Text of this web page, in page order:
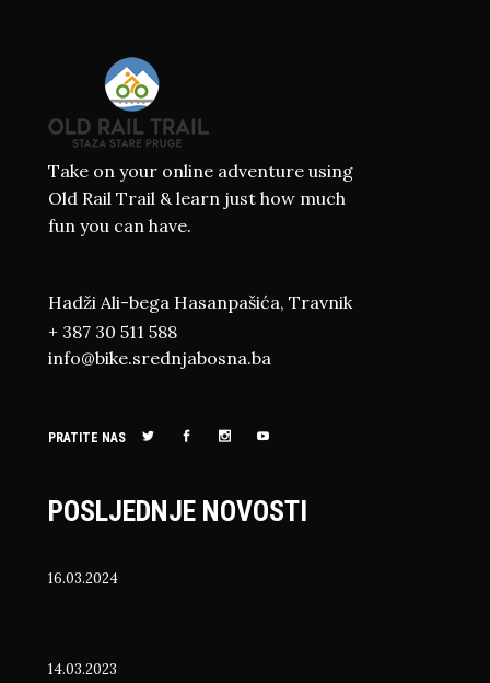
Take on your online adventure using
Old Rail Trail & learn just how much
fun you can have.
Hadži Ali-bega Hasanpašića, Travnik
+ 387 30 511 588
info@bike.srednjabosna.ba
PRATITE NAS
POSLJEDNJE NOVOSTI
16.03.2024
14.03.2023